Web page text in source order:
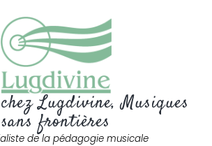
Lugdivine, Musiques
sans frontières
de la pédagogie musicale